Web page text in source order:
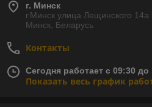
г. Минск
г.Минск улица Лещинского
Минск, Беларусь
Контакты
Сегодня работает с 09:30 до
Показать весь график